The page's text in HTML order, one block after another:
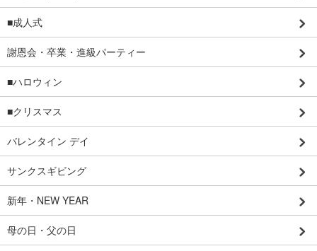
■成人式
謝恩会・卒業・進級パーティー
■ハロウィン
■クリスマス
バレンタイン デイ
サンクスギビング
新年・NEW YEAR
母の日・父の日